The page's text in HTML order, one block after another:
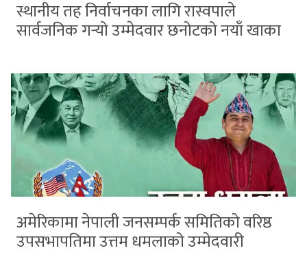
स्थानीय तह निर्वाचनका लागि रास्वपाले
सार्वजनिक गर्‍यो उम्मेदवार छनोटको नयाँ खाका
अमेरिकामा नेपाली जनसम्पर्क समितिको वरिष्ठ
उपसभापतिमा उत्तम धमलाको उम्मेदवारी